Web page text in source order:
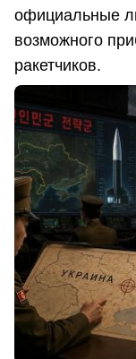
официальные
возможного
ракетчиков.